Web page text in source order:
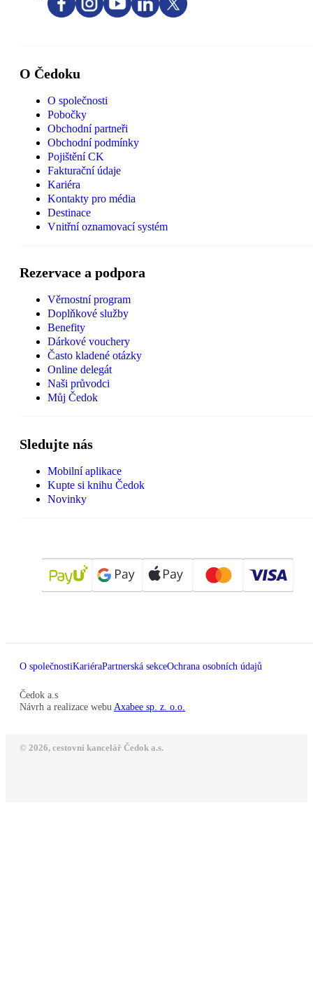
O Čedoku
O společnosti
Pobočky
Obchodní partneři
Obchodní podmínky
Pojištění CK
Fakturační údaje
Kariéra
Kontakty pro média
Destinace
Vnitřní oznamovací systém
Rezervace a podpora
Věrnostní program
Doplňkové služby
Benefity
Dárkové vouchery
Často kladené otázky
Online delegát
Naši průvodci
Můj Čedok
Sledujte nás
Mobilní aplikace
Kupte si knihu Čedok
Novinky
O společnostiKariéraPartnerská sekceOchrana osobních údajů
Čedok a.s
Návrh a realizace webu Axabee sp. z. o.o.
© 2026, cestovní kancelář Čedok a.s.